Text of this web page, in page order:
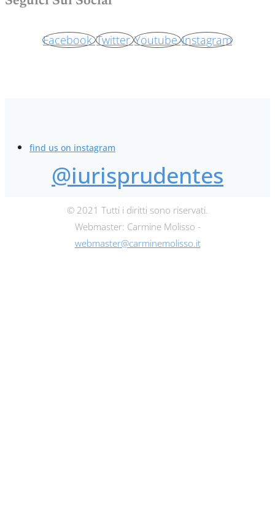
Facebook Twitter Youtube Instagram
find us on instagram
@iurisprudentes
© 2021 Tutti i diritti sono riservati.
Webmaster: Carmine Molisso -
webmaster@carminemolisso.it